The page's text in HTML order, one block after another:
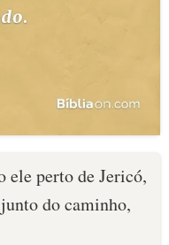
ele perto de Jericó,
do caminho,